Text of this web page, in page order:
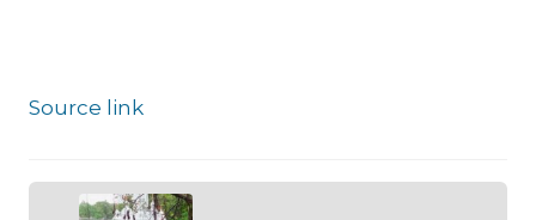
Source link